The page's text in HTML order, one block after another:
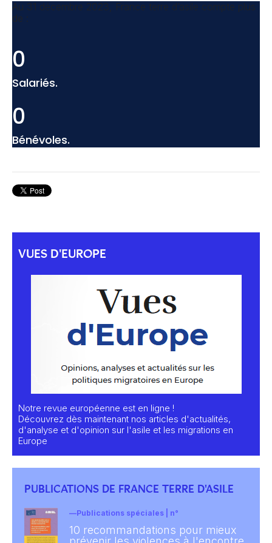
Au 31 décembre 2023, France terre d’asile compte plus
de :
0
Salariés.
0
Bénévoles.
VUES D'EUROPE
Notre revue européenne est en ligne !
Découvrez dès maintenant nos articles d'actualités,
d'analyse et d'opinion sur l'asile et les migrations en
Europe
PUBLICATIONS DE FRANCE TERRE D'ASILE
Publications spéciales | n°
10 recommandations pour mieux